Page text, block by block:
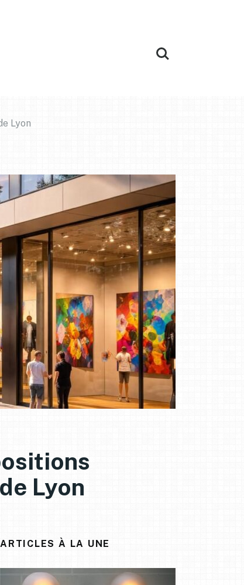
Lyon
Lyon
ARTICLES À LA UNE